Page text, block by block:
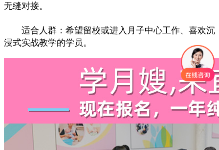
无缝对接。
适合人群：希望留校或进入月子中心工作、喜欢沉
浸式实战教学的学员。